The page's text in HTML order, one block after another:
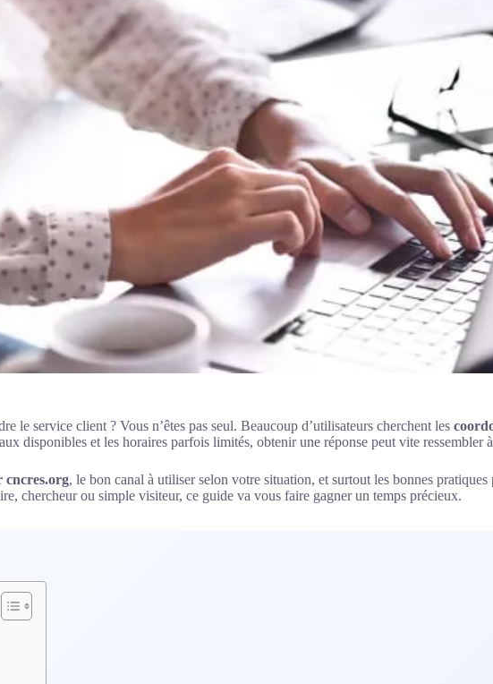
le service client ? Vous n’êtes pas seul. Beaucoup d’utilisateurs cherchent les
disponibles et les horaires parfois limités, obtenir une réponse peut vite ressembler
cncres.org, le bon canal à utiliser selon votre situation, et surtout les bonnes
chercheur ou simple visiteur, ce guide va vous faire gagner un temps précieux.